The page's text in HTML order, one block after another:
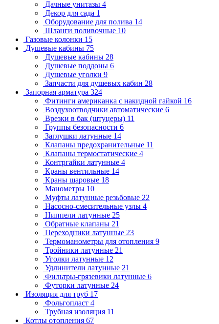
Дачные унитазы 4
Декор для сада 1
Оборудование для полива 14
Шланги поливочные 10
Газовые колонки 15
Душевые кабины 75
Душевые кабины 28
Душевые поддоны 6
Душевые уголки 9
Запчасти для душевых кабин 28
Запорная арматура 324
Фитинги американка с накидной гайкой 16
Воздухоотводчики автоматические 6
Врезки в бак (штуцеры) 11
Группы безопасности 6
Заглушки латунные 14
Клапаны предохранительные 11
Клапаны термостатические 4
Контргайки латунные 4
Краны вентильные 14
Краны шаровые 18
Манометры 10
Муфты латунные резьбовые 22
Насосно-смесительные узлы 4
Ниппели латунные 25
Обратные клапаны 21
Переходники латунные 23
Термоманометры для отопления 9
Тройники латунные 21
Уголки латунные 12
Удлинители латунные 21
Фильтры-грязевики латунные 6
Футорки латунные 24
Изоляция для труб 17
Фольгопласт 4
Трубная изоляция 11
Котлы отопления 67